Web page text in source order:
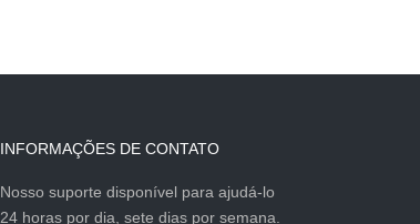
INFORMAÇÕES DE CONTATO
Nosso suporte disponível para ajudá-lo
24 horas por dia, sete dias por semana.